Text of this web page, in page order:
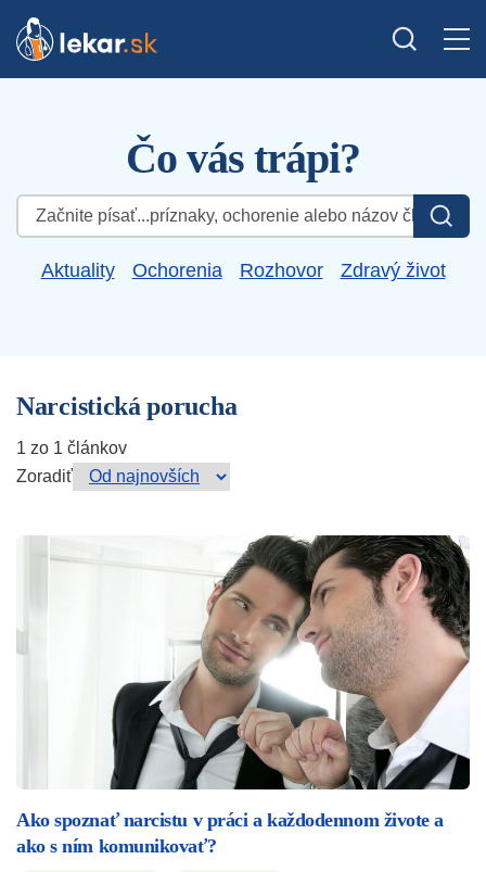
Čo vás trápi?
Hľadať:
Aktuality Ochorenia Rozhovor Zdravý život
Narcistická porucha
1 zo 1 článkov
Zoradiť
Ako spoznať narcistu v práci a každodennom živote a
ako s ním komunikovať?